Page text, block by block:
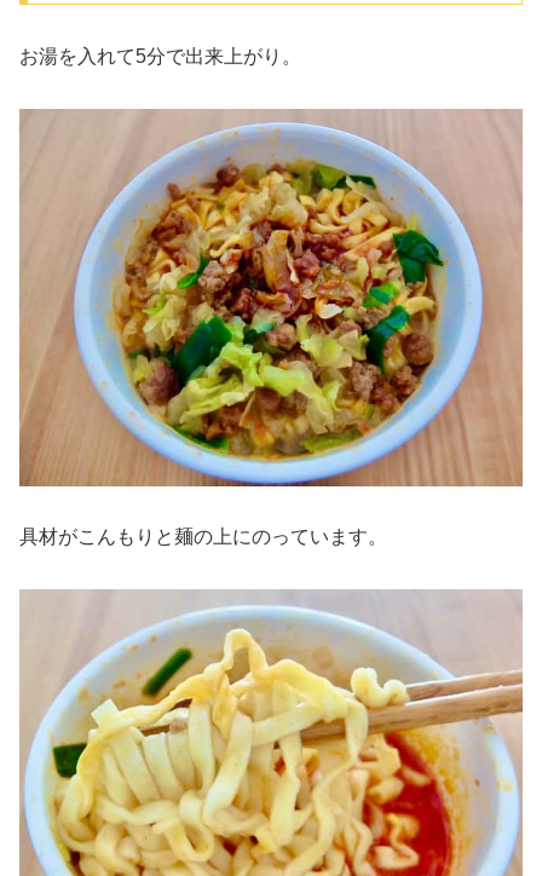
お湯を入れて5分で出来上がり。
具材がこんもりと麺の上にのっています。